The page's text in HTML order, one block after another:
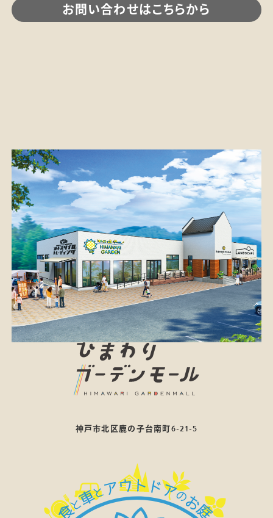
お問い合わせはこちらから
神戸市北区鹿の子台南町6-21-5